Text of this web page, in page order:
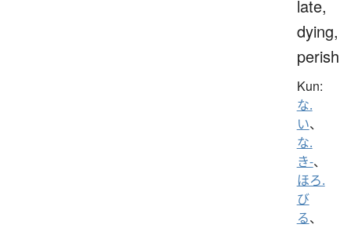
late,
dying,
perish
Kun:
な.
い、
な.
き-、
ほろ.
び
る、